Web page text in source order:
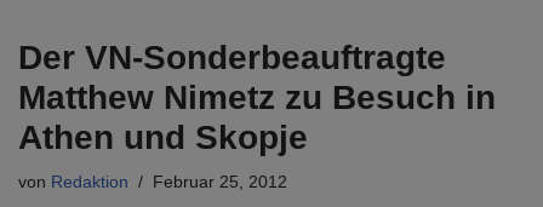
Der VN-Sonderbeauftragte
Matthew Nimetz zu Besuch in
Athen und Skopje
von Redaktion Februar 25, 2012